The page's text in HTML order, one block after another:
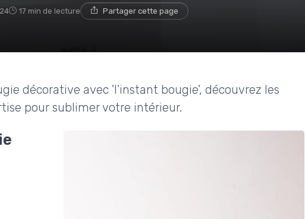
17 min de lecture Partager cette page
décorative avec 'l'instant bougie', découvrez les
pour sublimer votre intérieur.